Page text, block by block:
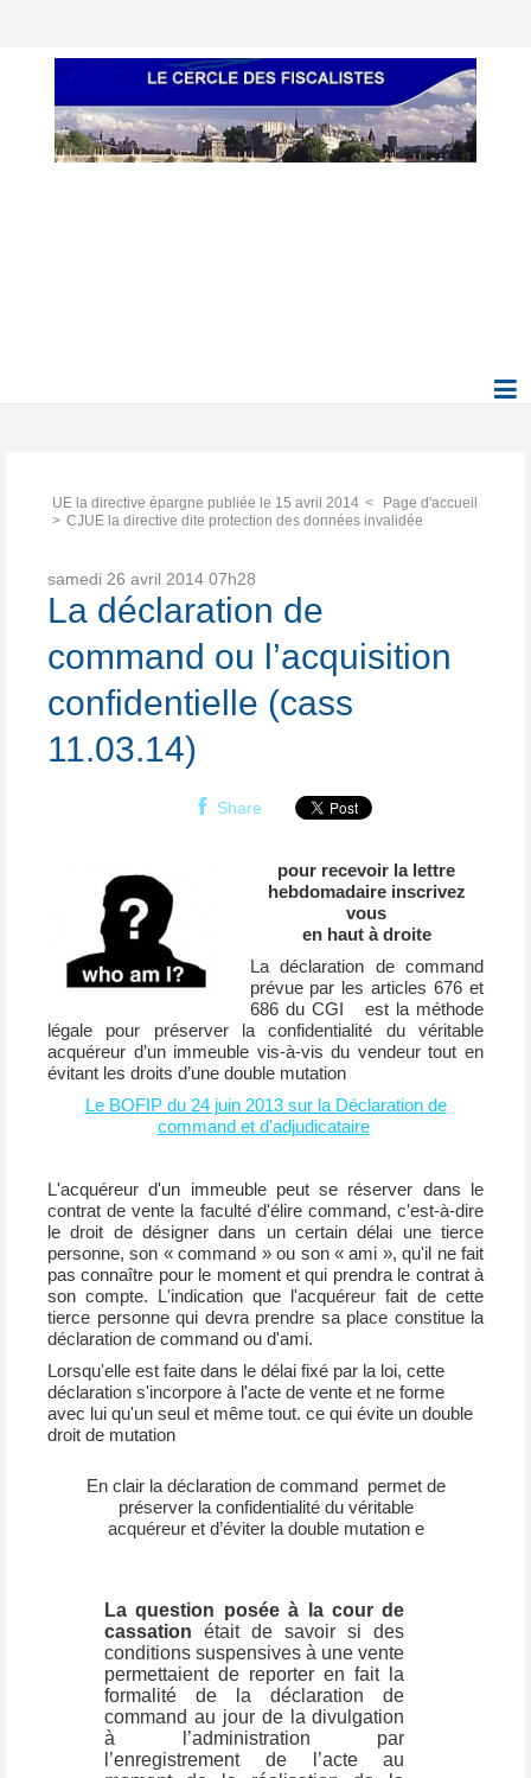
UE la directive épargne publiée le 15 avril 2014
Page d'accueil
CJUE la directive dite protection des données invalidée
samedi 26 avril 2014 07h28
La déclaration de
command ou l’acquisition
confidentielle (cass
11.03.14)
Share
pour recevoir la lettre
hebdomadaire inscrivez
vous
en haut à droite
La déclaration de command
prévue par les articles 676 et
686 du CGI
est la méthode
légale pour préserver la confidentialité du véritable
acquéreur d’un immeuble vis-à-vis du vendeur tout en
évitant les droits d’une double mutation
Le BOFIP du 24 juin 2013 sur la Déclaration de
command et d'adjudicataire
L'acquéreur d'un immeuble peut se réserver dans le
contrat de vente la faculté d'élire command, c'est-à-dire
le droit de désigner dans un certain délai une tierce
personne, son « command » ou son « ami », qu'il ne fait
pas connaître pour le moment et qui prendra le contrat à
son compte. L'indication que l'acquéreur fait de cette
tierce personne qui devra prendre sa place constitue la
déclaration de command ou d'ami.
Lorsqu'elle est faite dans le délai fixé par la loi, cette
déclaration s'incorpore à l'acte de vente et ne forme
avec lui qu'un seul et même tout. ce qui évite un double
droit de mutation
En clair la déclaration de command permet de
préserver la confidentialité du véritable
acquéreur et d’éviter la double mutation e
La question posée à la cour de
cassation était de savoir si des
conditions suspensives à une vente
permettaient de reporter en fait la
formalité de la déclaration de
command au jour de la divulgation
à l’administration par
l’enregistrement de l’acte au